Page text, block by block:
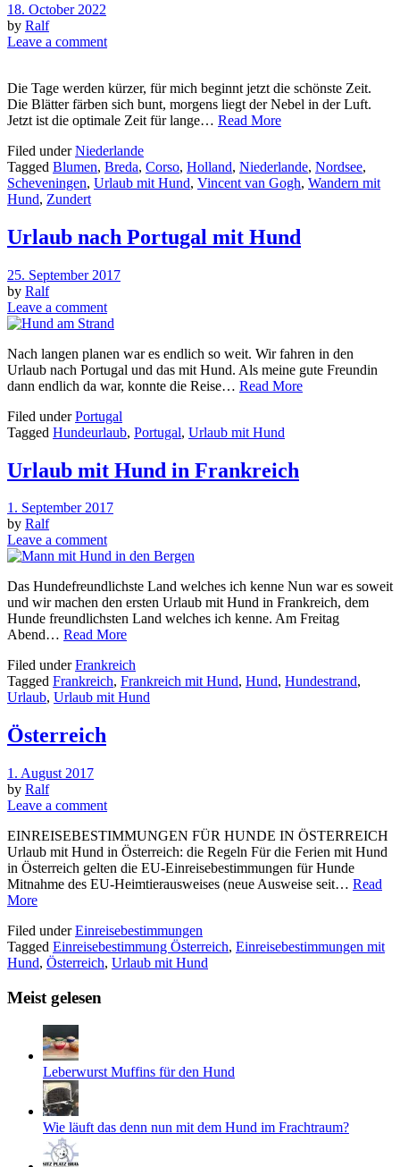
18. October 2022
by Ralf
Leave a comment
Die Tage werden kürzer, für mich beginnt jetzt die schönste Zeit.
Die Blätter färben sich bunt, morgens liegt der Nebel in der Luft.
Jetzt ist die optimale Zeit für lange… Read More
Filed underNiederlande
Tagged Blumen, Breda, Corso, Holland, Niederlande, Nordsee,
Scheveningen, Urlaub mit Hund, Vincent van Gogh, Wandern mit
Hund, Zundert
Urlaub nach Portugal mit Hund
25. September 2017
by Ralf
Leave a comment
Nach langen planen war es endlich so weit. Wir fahren in den
Urlaub nach Portugal und das mit Hund. Als meine gute Freundin
dann endlich da war, konnte die Reise… Read More
Filed underPortugal
Tagged Hundeurlaub, Portugal, Urlaub mit Hund
Urlaub mit Hund in Frankreich
1. September 2017
by Ralf
Leave a comment
Das Hundefreundlichste Land welches ich kenne Nun war es soweit
und wir machen den ersten Urlaub mit Hund in Frankreich, dem
Hunde freundlichsten Land welches ich kenne. Am Freitag
Abend… Read More
Filed underFrankreich
Tagged Frankreich, Frankreich mit Hund, Hund, Hundestrand,
Urlaub, Urlaub mit Hund
Österreich
1. August 2017
by Ralf
Leave a comment
EINREISEBESTIMMUNGEN FÜR HUNDE IN ÖSTERREICH
Urlaub mit Hund in Österreich: die Regeln Für die Ferien mit Hund
in Österreich gelten die EU-Einreisebestimmungen für Hunde
Mitnahme des EU-Heimtierausweises (neue Ausweise seit… Read
More
Filed underEinreisebestimmungen
Tagged Einreisebestimmung Österreich, Einreisebestimmungen mit
Hund, Österreich, Urlaub mit Hund
Meist gelesen
Leberwurst Muffins für den Hund
Wie läuft das denn nun mit dem Hund im Frachtraum?